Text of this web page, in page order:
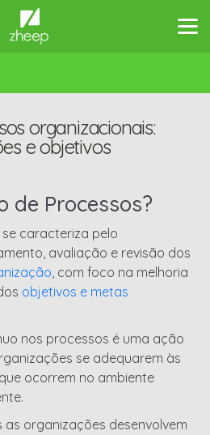
organizacionais:
e objetivos
de Processos?
caracteriza pelo
avaliação e revisão dos
, com foco na melhoria
objetivos e metas
nos processos é uma ação
se adequarem às
ocorrem no ambiente
organizações desenvolvem